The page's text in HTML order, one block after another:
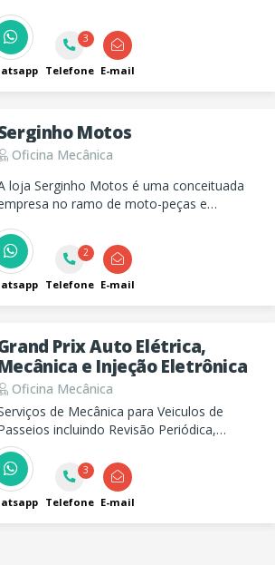
Pinças, Retifica em disco e
3
Telefone E-mail
Motos
Oficina Mecânica
loja Serginho Motos é uma conceituada
no ramo de moto-peças e
2
Telefone E-mail
Prix Auto Elétrica,
e Injeção Eletrônica
Oficina Mecânica
de Mecânica para Veiculos de
incluindo Revisão Periódica,
de Correia Dentada,
Freio, Embreagem, além de
de Auto Elétrica para Veículos de
Caminhões, Tratores e Máq. de
3
Telefone E-mail